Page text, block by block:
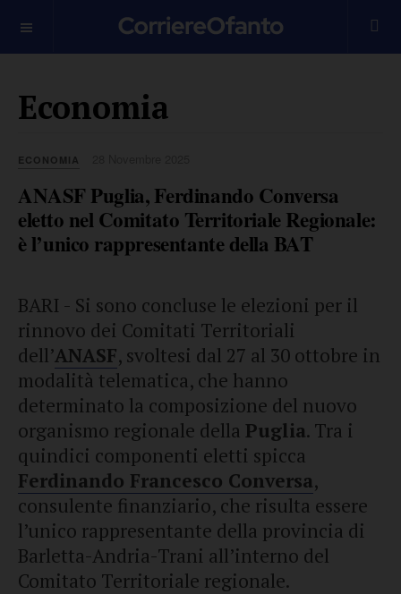
Economia
ECONOMIA
ANASF Puglia, Ferdinando Conversa
eletto nel Comitato Territoriale Regionale:
è l’unico rappresentante della BAT
BARI - Si sono concluse le elezioni per il
rinnovo dei Comitati Territoriali
dell’ANASF, svoltesi dal 27 al 30 ottobre in
modalità telematica, che hanno
determinato la composizione del nuovo
organismo regionale della Puglia. Tra i
quindici componenti eletti spicca
Ferdinando Francesco Conversa,
consulente finanziario, che risulta essere
l’unico rappresentante della provincia di
Barletta-Andria-Trani all’interno del
Comitato Territoriale regionale.